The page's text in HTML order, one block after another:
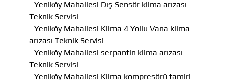
- Yeniköy Mahallesi Dış Sensör klima arızası
Teknik Servisi
- Yeniköy Mahallesi Klima 4 Yollu Vana klima
arızası Teknik Servisi
- Yeniköy Mahallesi serpantin klima arızası
Teknik Servisi
- Yeniköy Mahallesi Klima kompresörü tamiri